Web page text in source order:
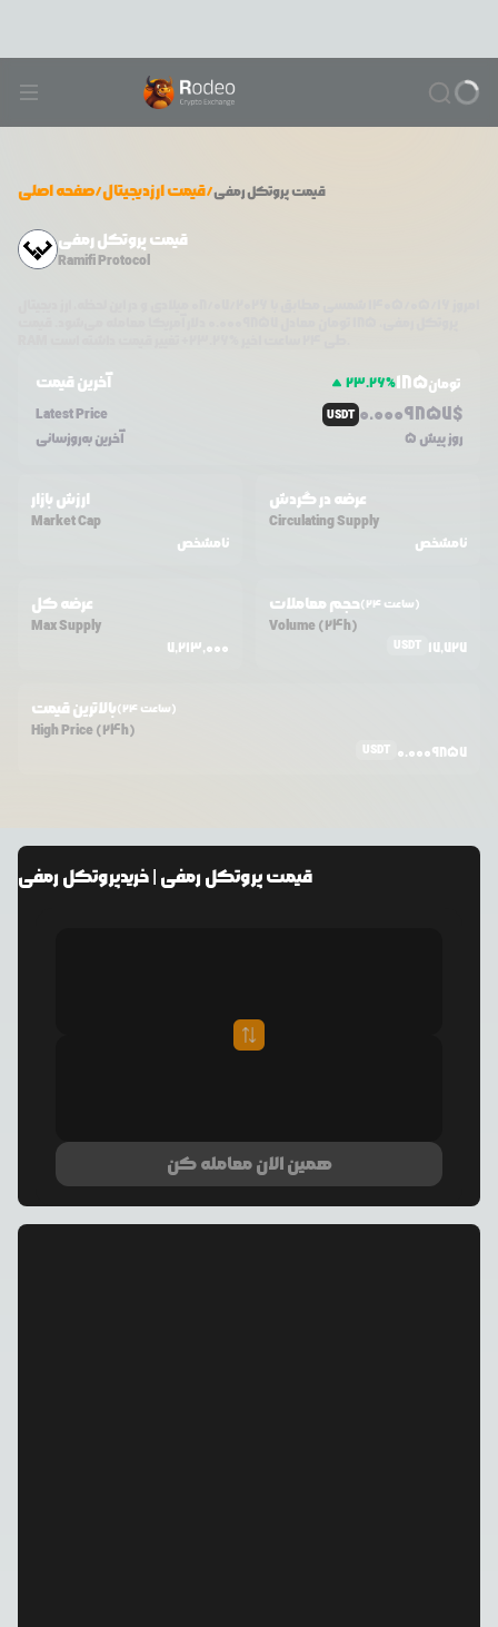
صفحه اصلی/قیمت ارزدیجیتال/ قیمتپروتکل رمفی
قیمت پروتکل رمفی
Ramifi Protocol
آخرین قیمت 23.26%185تومان
Latest Price
USDT 0.0009857$
آخرین به‌روزسانی 5 روز پیش
ارزش بازار
Market Cap
نامشخص
عرضه در گردش
Circulating Supply
نامشخص
عرضه کل
Max Supply
7,213,000
حجم معاملات (24 ساعت)
Volume (24h)
USDT 17,727
بالاترین قیمت (24 ساعت)
High Price (24h)
USDT 0.0009857
قیمتپروتکل رمفی | خریدپروتکل رمفی
همین الان معامله کن